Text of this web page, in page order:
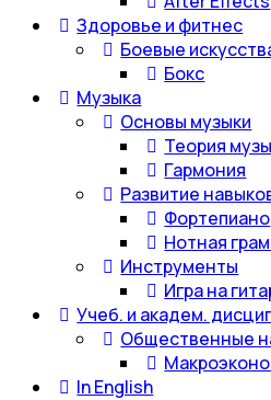
Здоровье и фитнес
Боевые
Бокс
Музыка
Основы музыки
Теория
Гармония
Развитие
Фортепиано
Нотная
Инструменты
Игра на
Учеб. и академ.
Общественные
In English